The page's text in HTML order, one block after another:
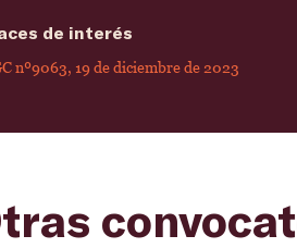
de interés
nº9063, 19 de diciembre de 2023